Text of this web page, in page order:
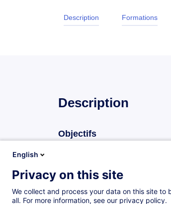
Description Formations
Description
Objectifs
d’appliquer les règles
de prévenir les dangers
English
Privacy on this site
We collect and process your data on this site
all. For more information, see our privacy policy.